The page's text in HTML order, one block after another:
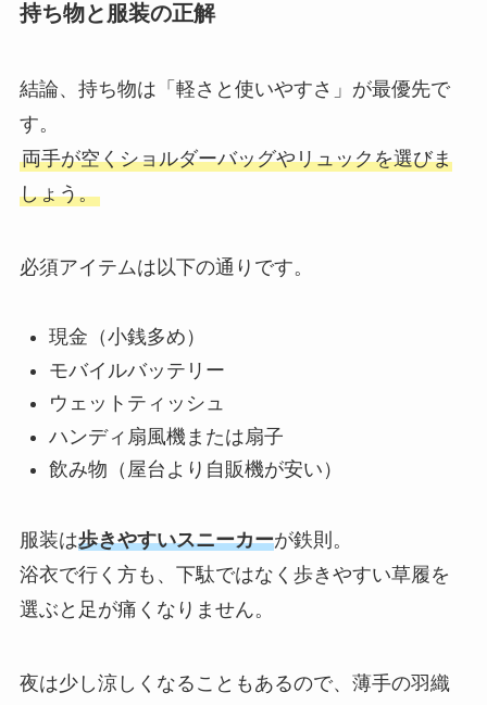
持ち物と服装の正解
結論、持ち物は「軽さと使いやすさ」が最優先で
す。
両手が空くショルダーバッグやリュックを選びま
しょう。
必須アイテムは以下の通りです。
現金（小銭多め）
モバイルバッテリー
ウェットティッシュ
ハンディ扇風機または扇子
飲み物（屋台より自販機が安い）
服装は歩きやすいスニーカーが鉄則。
浴衣で行く方も、下駄ではなく歩きやすい草履を
選ぶと足が痛くなりません。
夜は少し涼しくなることもあるので、薄手の羽織